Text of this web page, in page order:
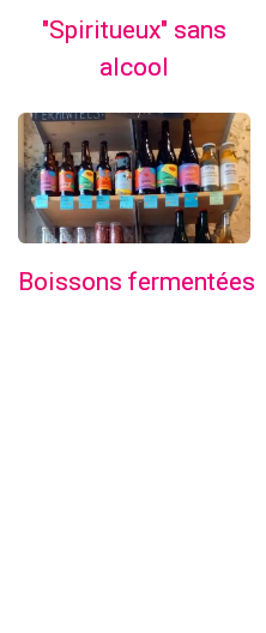
"Spiritueux" sans
alcool
Boissons fermentées